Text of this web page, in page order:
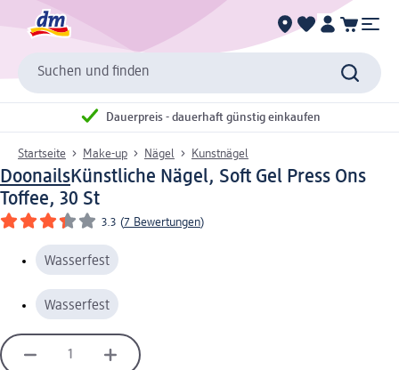
Suchen und finden
Dauerpreis - dauerhaft günstig einkaufen
Startseite Make-up Nägel Kunstnägel
DoonailsKünstliche Nägel, Soft Gel Press Ons
Toffee, 30 St
3.3 (7 Bewertungen)
Wasserfest
Wasserfest